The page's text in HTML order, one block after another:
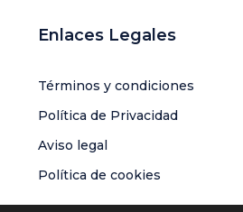
Enlaces Legales
Términos y condiciones
Política de Privacidad
Aviso legal
Política de cookies